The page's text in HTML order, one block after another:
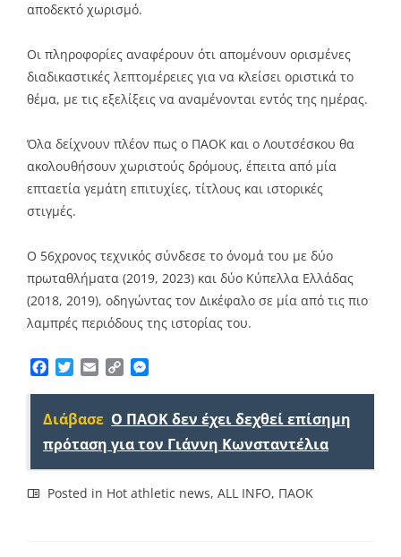
αποδεκτό χωρισμό.
Οι πληροφορίες αναφέρουν ότι απομένουν ορισμένες
διαδικαστικές λεπτομέρειες για να κλείσει οριστικά το
θέμα, με τις εξελίξεις να αναμένονται εντός της ημέρας.
Όλα δείχνουν πλέον πως ο ΠΑΟΚ και ο Λουτσέσκου θα
ακολουθήσουν χωριστούς δρόμους, έπειτα από μία
επταετία γεμάτη επιτυχίες, τίτλους και ιστορικές
στιγμές.
Ο 56χρονος τεχνικός σύνδεσε το όνομά του με δύο
πρωταθλήματα (2019, 2023) και δύο Κύπελλα Ελλάδας
(2018, 2019), οδηγώντας τον Δικέφαλο σε μία από τις πιο
λαμπρές περιόδους της ιστορίας του.
Facebook
TwitterEmailCopy
Διάβασε Ο ΠΑΟΚ δεν έχει δεχθεί επίσημη
πρόταση για τον Γιάννη Κωνσταντέλια
Posted in Hot athletic news, ALL INFO, ΠΑΟΚ